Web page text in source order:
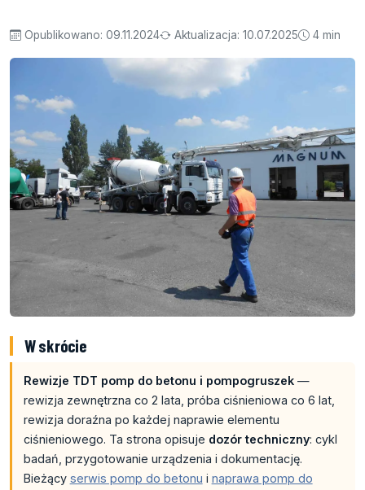
Opublikowano: 09.11.2024 Aktualizacja: 10.07.2025 4 min
W skrócie
Rewizje TDT pomp do betonu i pompogruszek—
rewizja zewnętrzna co 2 lata, próba ciśnieniowa co 6 lat,
rewizja doraźna po każdej naprawie elementu
ciśnieniowego. Ta strona opisuje dozór techniczny: cykl
badań, przygotowanie urządzenia i dokumentację.
Bieżący serwis pomp do betonu i naprawa pomp do